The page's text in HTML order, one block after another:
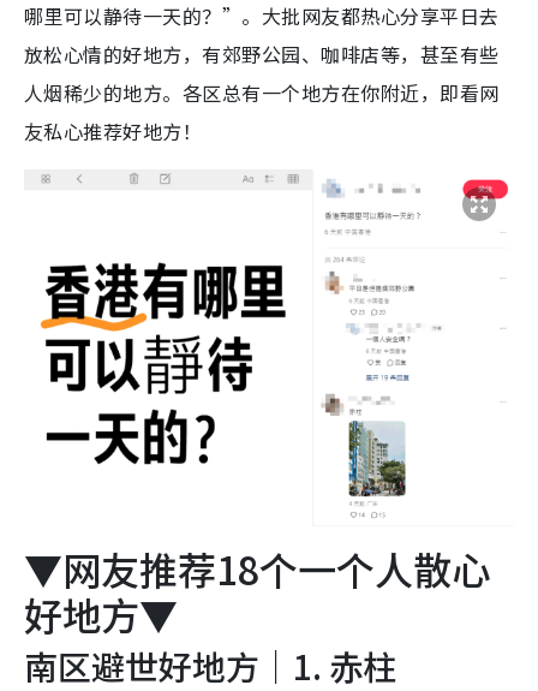
哪里可以静待一天的？”。大批网友都热心分享平日去
放松心情的好地方，有郊野公园、咖啡店等，甚至有些
人烟稀少的地方。各区总有一个地方在你附近，即看网
友私心推荐好地方！
▼网友推荐18个一个人散心
好地方▼
南区避世好地方｜1. 赤柱